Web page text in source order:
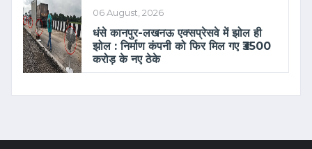
06 August, 2026
धंसे कानपुर-लखनऊ एक्सप्रेसवे में झोल ही
झोल : निर्माण कंपनी को फिर मिल गए ₹3500
करोड़ के नए ठेके